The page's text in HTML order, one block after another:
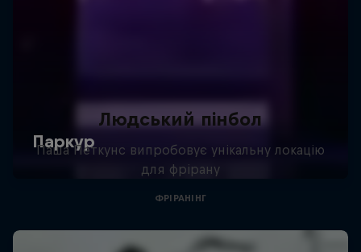
Людський пінбол
Паша Петкунс випробовує унікальну локацію
для фрірану
ФРІРАНІНГ